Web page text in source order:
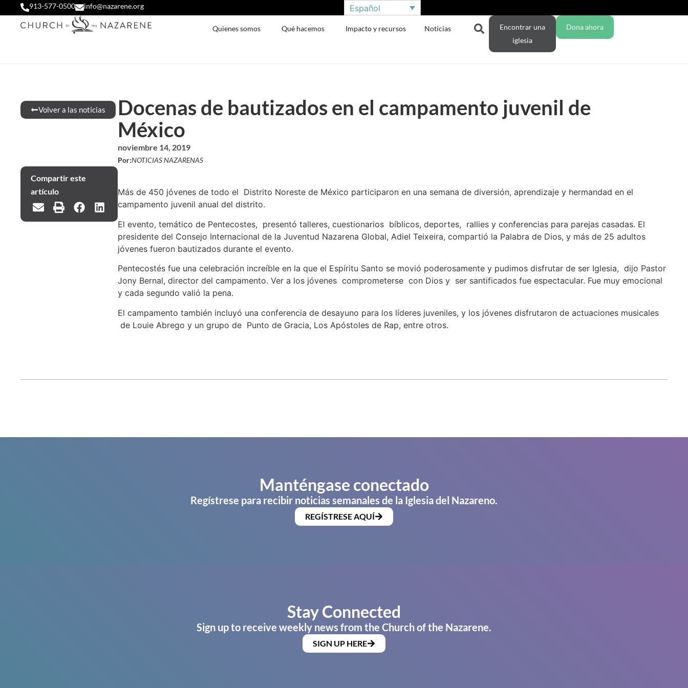
913-577-0500 info@nazarene.org Español
Quienes somos Qué hacemos Impacto y recursos Noticias
Encontrar una
iglesia
Dona ahora
Volver a las noticias
Docenas de bautizados en el campamento juvenil de
México
noviembre 14, 2019
Por:NOTICIAS NAZARENAS
Compartir este
artículo
Más de 450 jóvenes de todo el Distrito Noreste de México participaron en una semana de diversión, aprendizaje y hermandad en el
campamento juvenil anual del distrito.
El evento, temático de Pentecostes, presentó talleres, cuestionarios bíblicos, deportes, rallies y conferencias para parejas casadas. El
presidente del Consejo Internacional de la Juventud Nazarena Global, Adiel Teixeira, compartió la Palabra de Dios, y más de 25 adultos
jóvenes fueron bautizados durante el evento.
Pentecostés fue una celebración increíble en la que el Espíritu Santo se movió poderosamente y pudimos disfrutar de ser Iglesia, dijo Pastor
Jony Bernal, director del campamento. Ver a los jóvenes comprometerse con Dios y ser santificados fue espectacular. Fue muy emocional
y cada segundo valió la pena.
El campamento también incluyó una conferencia de desayuno para los líderes juveniles, y los jóvenes disfrutaron de actuaciones musicales
de Louie Abrego y un grupo de Punto de Gracia, Los Apóstoles de Rap, entre otros.
Manténgase conectado
Regístrese para recibir noticias semanales de la Iglesia del Nazareno.
REGÍSTRESE AQUÍ
Stay Connected
Sign up to receive weekly news from the Church of the Nazarene.
SIGN UP HERE